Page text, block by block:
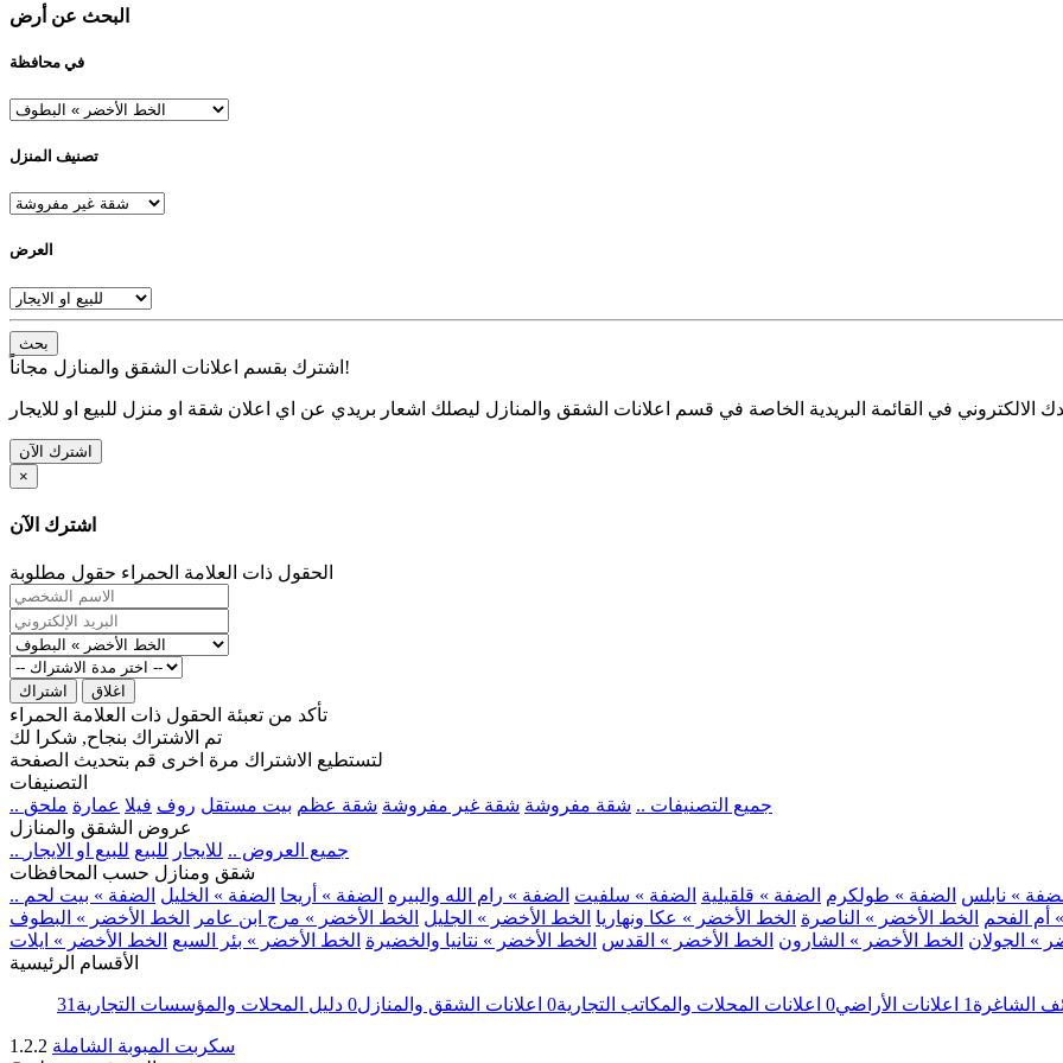
البحث عن أرض
في محافظة
تصنيف المنزل
العرض
بحث
اشترك بقسم اعلانات الشقق والمنازل مجاناً!
الالكتروني في القائمة البريدية الخاصة في قسم اعلانات الشقق والمنازل ليصلك اشعار بريدي عن اي اعلان شقة او منزل للبيع او للايجار
اشترك الآن
×
اشترك الآن
الحقول ذات العلامة الحمراء حقول مطلوبة
اشتراك اغلاق
تأكد من تعبئة الحقول ذات العلامة الحمراء
تم الاشتراك بنجاح, شكرا لك
لتستطيع الاشتراك مرة اخرى قم بتحديث الصفحة
التصنيفات
.. جميع التصنيفات .. شقة مفروشة شقة غير مفروشة شقة عظم بيت مستقل روف فيلا عمارة ملحق
عروض الشقق والمنازل
.. جميع العروض .. للايجار للبيع للبيع او الايجار
شقق ومنازل حسب المحافظات
» نابلس الضفة » طولكرم الضفة » قلقيلية الضفة » سلفيت الضفة » رام الله والبيره الضفة » أريحا الضفة » الخليل الضفة » بيت لحم
أم الفحم الخط الأخضر » الناصرة الخط الأخضر » عكا ونهاريا الخط الأخضر » الجليل الخط الأخضر » مرج ابن عامر
الخط الأخضر » البطوف
» الجولان الخط الأخضر » الشارون الخط الأخضر » القدس الخط الأخضر » نتانيا والخضيرة الخط الأخضر » بئر السبع الخط الأخضر » ايلات
الأقسام الرئيسية
الشاغرة 1 اعلانات الأراضي0 اعلانات المحلات والمكاتب التجارية0 اعلانات الشقق والمنازل0 دليل المحلات والمؤسسات التجارية 31
سكربت المبوبة الشاملة